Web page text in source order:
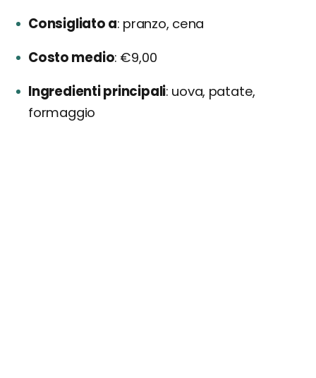
Consigliato a pranzo, cena
Costo medio €9,00
Ingredienti principali uova, patate,
formaggio